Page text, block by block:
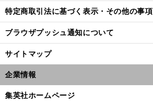
特定商取引法に基づく表示・その他の事項
ブラウザプッシュ通知について
サイトマップ
企業情報
集英社ホームページ